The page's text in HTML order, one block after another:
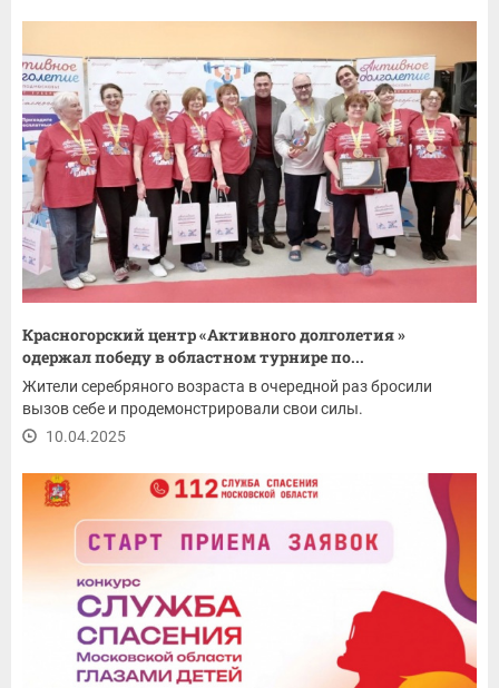
Красногорский центр «Активного долголетия »
одержал победу в областном турнире по...
Жители серебряного возраста в очередной раз бросили
вызов себе и продемонстрировали свои силы.
10.04.2025